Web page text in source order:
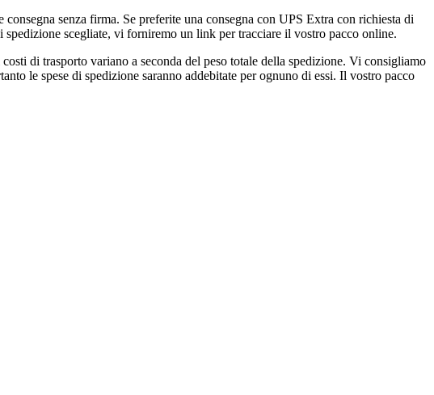
senza firma. Se preferite una consegna con UPS Extra con richiesta di
scegliate, vi forniremo un link per tracciare il vostro pacco online.
di trasporto variano a seconda del peso totale della spedizione. Vi consigliamo
le spese di spedizione saranno addebitate per ognuno di essi. Il vostro pacco